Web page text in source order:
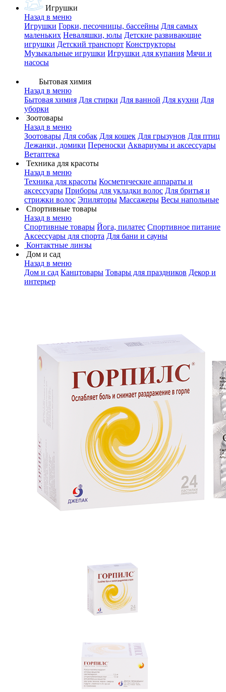
Игрушки
Назад в меню
Игрушки Горки, песочницы, бассейны Для самых
маленьких Неваляшки, юлы Детские развивающие
игрушки Детский транспорт Конструкторы
Музыкальные игрушки Игрушки для купания Мячи и
насосы
Бытовая химия
Назад в меню
Бытовая химия Для стирки Для ванной Для кухни Для
уборки
Зоотовары
Назад в меню
Зоотовары Для собак Для кошек Для грызунов Для птиц
Лежанки, домики Переноски Аквариумы и аксессуары
Ветаптека
Техника для красоты
Назад в меню
Техника для красоты Косметические аппараты и
аксессуары Приборы для укладки волос Для бритья и
стрижки волос Эпиляторы Массажеры Весы напольные
Спортивные товары
Назад в меню
Спортивные товары Йога, пилатес Спортивное питание
Аксессуары для спорта Для бани и сауны
Контактные линзы
Дом и сад
Назад в меню
Дом и сад Канцтовары Товары для праздников Декор и
интерьер